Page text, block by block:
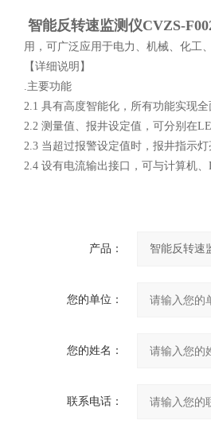
智能反转速监测仪CVZS-
用，可广泛应用于电力、机械、化工
【详细说明】
.主要功能
2.1 具有高度智能化，所有功能实现全
2.2 测量值、报井设定值，可分别在
2.3 当超过报警设定值时，报井指示
2.4 设有电流输出接口，可与计算机
产品：
您的单位：
您的姓名：
联系电话：